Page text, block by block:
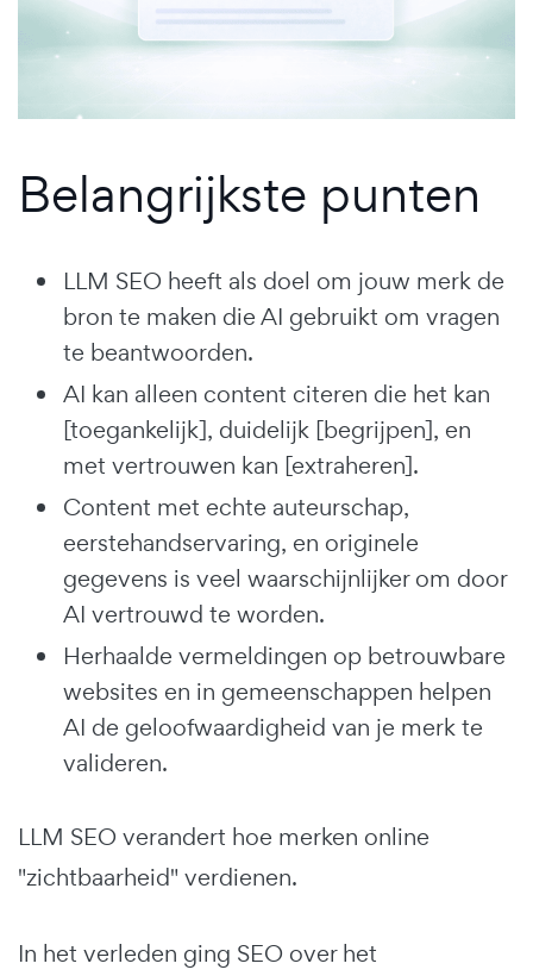
Belangrijkste punten
LLM SEO heeft als doel om jouw merk de
bron te maken die AI gebruikt om vragen
te beantwoorden.
AI kan alleen content citeren die het kan
[toegankelijk], duidelijk [begrijpen], en
met vertrouwen kan [extraheren].
Content met echte auteurschap,
eerstehandservaring, en originele
gegevens is veel waarschijnlijker om door
AI vertrouwd te worden.
Herhaalde vermeldingen op betrouwbare
websites en in gemeenschappen helpen
AI de geloofwaardigheid van je merk te
valideren.
LLM SEO verandert hoe merken online
"zichtbaarheid" verdienen.
In het verleden ging SEO over het